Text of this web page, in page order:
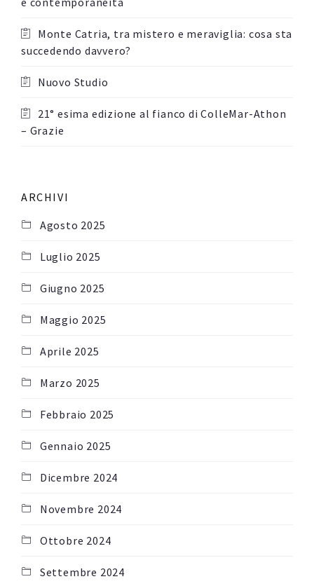
Monte Catria, tra mistero e meraviglia: cosa sta
succedendo davvero?
Nuovo Studio
21° esima edizione al fianco di ColleMar-Athon
– Grazie
ARCHIVI
Agosto 2025
Luglio 2025
Giugno 2025
Maggio 2025
Aprile 2025
Marzo 2025
Febbraio 2025
Gennaio 2025
Dicembre 2024
Novembre 2024
Ottobre 2024
Settembre 2024